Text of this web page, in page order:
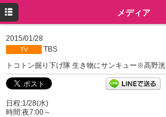
メディア
2015/01/28
TV
TBS
トコトン掘り下げ隊 生き物にサンキュー※高野洸
日程:1/28(水)
時間:夜7:00～
プロフィール
メディア
イベント